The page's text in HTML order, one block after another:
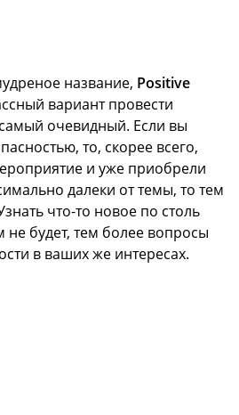
название, Positive
вариант провести
очевидный. Если вы
то, скорее всего,
и уже приобрели
далеки от темы, то тем
что-то новое по столь
будет, тем более вопросы
в ваших же интересах.